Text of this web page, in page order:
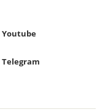
Youtube
Telegram